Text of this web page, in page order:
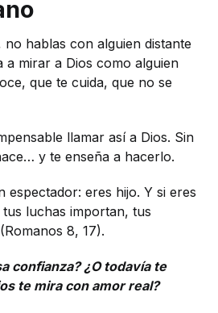
no hablas con alguien distante
a mirar a Dios como alguien
que te cuida, que no se
llamar así a Dios. Sin
y te enseña a hacerlo.
espectador: eres hijo. Y si eres
luchas importan, tus
8, 17).
confianza? ¿O todavía te
te mira con amor real?